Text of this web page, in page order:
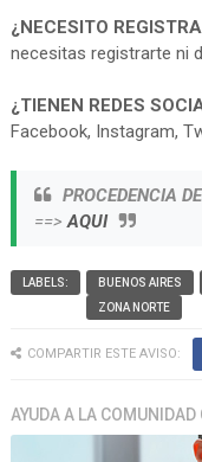
¿NECESITO
necesitas registrarte ni
¿TIENEN REDES
Facebook, Instagram,
PROCEDENCIA
==>AQUI
LABELS: BUENOS AIRES
ZONA NORTE
COMPARTIR ESTE AVISO:
AYUDA A LA